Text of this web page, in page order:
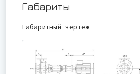
Габариты
Габаритный чертеж